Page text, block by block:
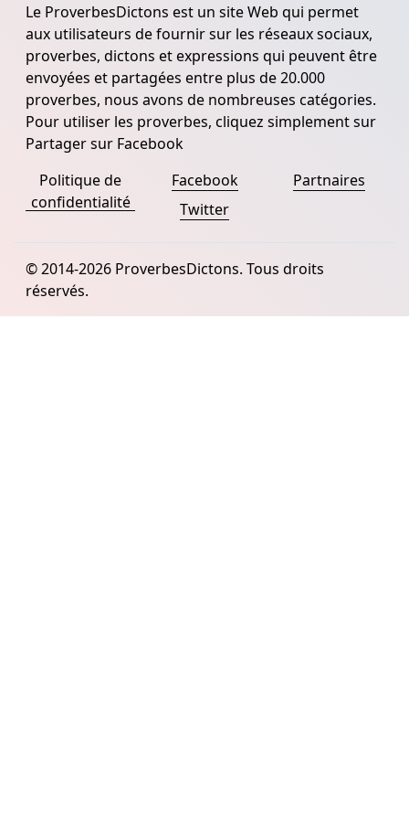
Le ProverbesDictons est un site Web qui permet
aux utilisateurs de fournir sur les réseaux sociaux,
proverbes, dictons et expressions qui peuvent être
envoyées et partagées entre plus de 20.000
proverbes, nous avons de nombreuses catégories.
Pour utiliser les proverbes, cliquez simplement sur
Partager sur Facebook
Politique de
confidentialité
Facebook
Twitter
Partnaires
© 2014-2026 ProverbesDictons. Tous droits
réservés.